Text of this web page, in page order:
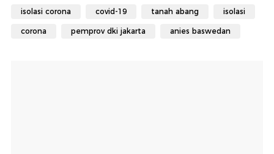
isolasi corona covid-19 tanah abang isolasi
corona pemprov dki jakarta anies baswedan